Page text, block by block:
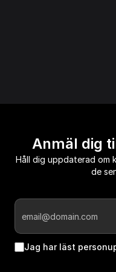
Anmäl dig
Håll dig uppdaterad om
de
Jag har läst